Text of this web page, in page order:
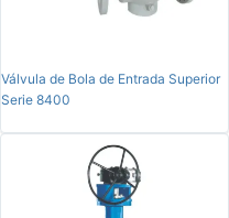
Válvula de Bola de Entrada Superior
Serie 8400